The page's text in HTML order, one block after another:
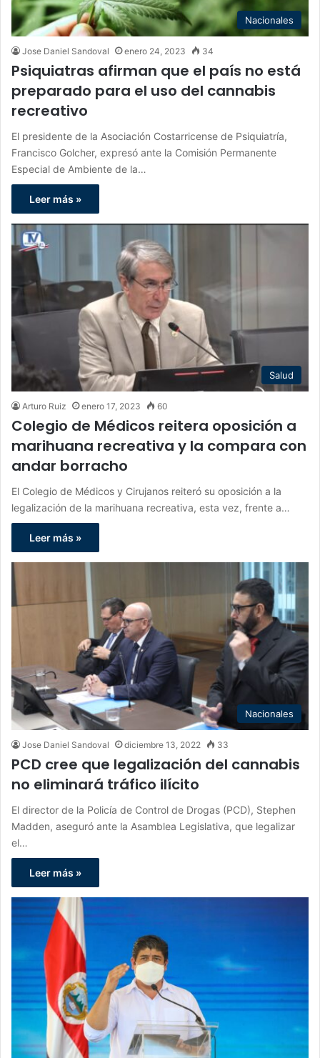
Nacionales
Jose Daniel Sandoval enero 24, 2023 34
Psiquiatras afirman que el país no está
preparado para el uso del cannabis
recreativo
El presidente de la Asociación Costarricense de Psiquiatría,
Francisco Golcher, expresó ante la Comisión Permanente
Especial de Ambiente de la…
Leer más »
Salud
Arturo Ruiz enero 17, 2023 60
Colegio de Médicos reitera oposición a
marihuana recreativa y la compara con
andar borracho
El Colegio de Médicos y Cirujanos reiteró su oposición a la
legalización de la marihuana recreativa, esta vez, frente a…
Leer más »
Nacionales
Jose Daniel Sandoval diciembre 13, 2022 33
PCD cree que legalización del cannabis
no eliminará tráfico ilícito
El director de la Policía de Control de Drogas (PCD), Stephen
Madden, aseguró ante la Asamblea Legislativa, que legalizar
el…
Leer más »